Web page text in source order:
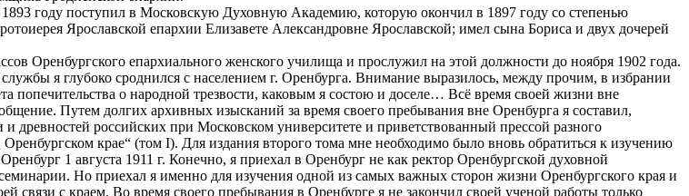
году поступил в Московскую Духовную Академию, которую окончил в 1897 году со степенью
Ярославской епархии Елизавете Александровне Ярославской; имел сына Бориса и двух дочерей
Оренбургского епархиального женского училища и прослужил на этой должности до ноября 1902 года.
я глубоко сроднился с населением г. Оренбурга. Внимание выразилось, между прочим, в избрании
попечительства о народной трезвости, каковым я состою и доселе… Всё время своей жизни вне
Путем долгих архивных изысканий за время своего пребывания вне Оренбурга я составил,
древностей российских при Московском университете и приветствованный прессой разного
крае“ (том I). Для издания второго тома мне необходимо было вновь обратиться к изучению
1 августа 1911 г. Конечно, я приехал в Оренбург не как ректор Оренбургской духовной
Но приехал я именно для изучения одной из самых важных сторон жизни Оренбургского края и
связи с краем. Во время своего пребывания в Оренбурге я не закончил своей ученой работы только